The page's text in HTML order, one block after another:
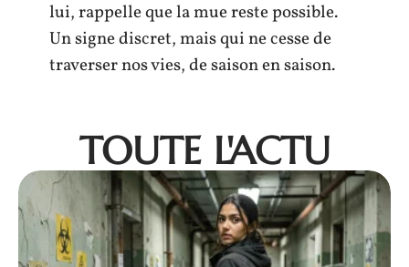
lui, rappelle que la mue reste possible.
Un signe discret, mais qui ne cesse de
traverser nos vies, de saison en saison.
TOUTE L'ACTU